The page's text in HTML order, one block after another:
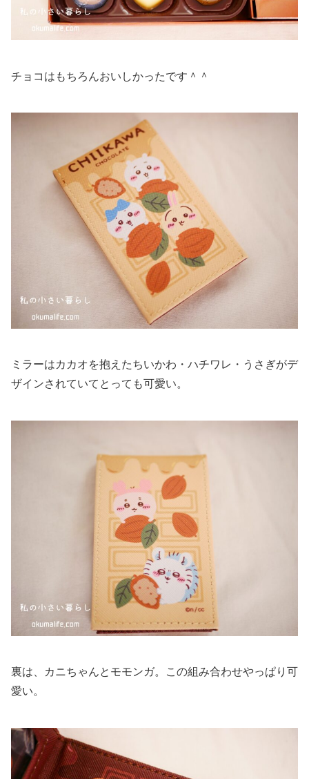
チョコはもちろんおいしかったです＾＾
ミラーはカカオを抱えたちいかわ・ハチワレ・うさぎがデ
ザインされていてとっても可愛い。
裏は、カニちゃんとモモンガ。この組み合わせやっぱり可
愛い。